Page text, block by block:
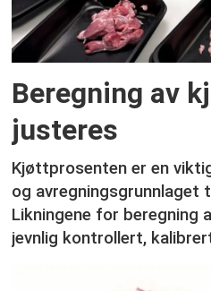
Beregning av
justeres
Kjøttprosenten er en
og avregningsgrunnlaget
Likningene for beregning
jevnlig kontrollert,